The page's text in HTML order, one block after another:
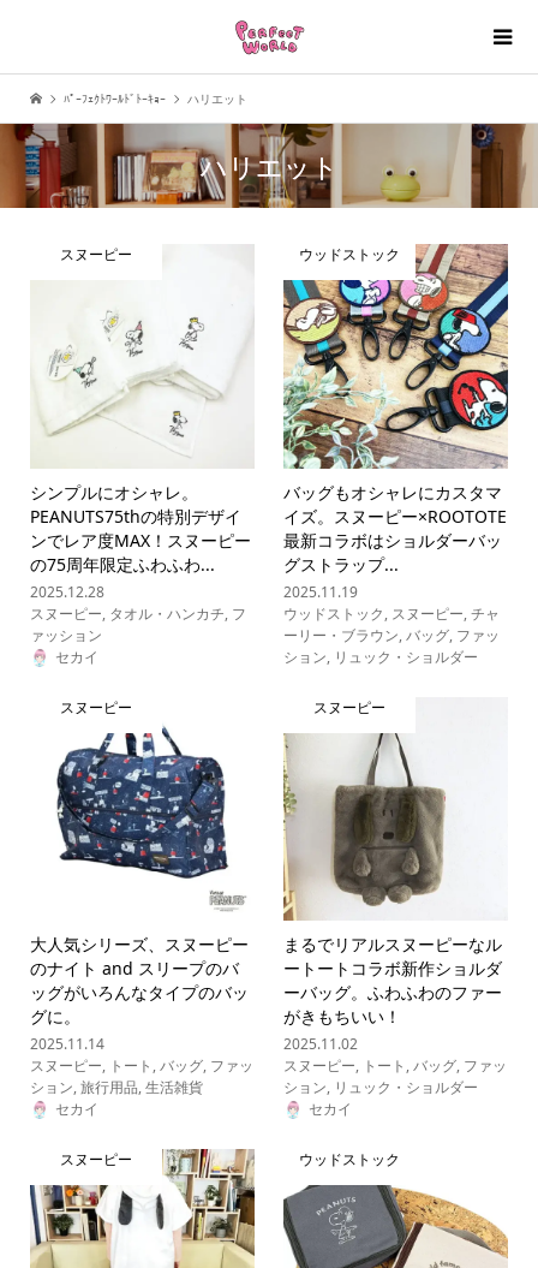
ﾊﾟｰﾌｪｸﾄﾜｰﾙﾄﾞﾄｰｷｮｰ ハリエット
ハリエット
スヌーピー
シンプルにオシャレ。
PEANUTS75thの特別デザイ
ンでレア度MAX！スヌーピー
の75周年限定ふわふわ...
2025.12.28
スヌーピー, タオル・ハンカチ, フ
ァッション
セカイ
ウッドストック
バッグもオシャレにカスタマ
イズ。スヌーピー×ROOTOTE
最新コラボはショルダーバッ
グストラップ...
2025.11.19
ウッドストック, スヌーピー,チャ
ーリー・ブラウン,バッグ, ファッ
ション, リュック・ショルダー
スヌーピー
大人気シリーズ、スヌーピー
のナイト and スリープのバ
ッグがいろんなタイプのバッ
グに。
2025.11.14
スヌーピー, トート ,バッグ, ファッ
ション,旅行用品,生活雑貨
セカイ
スヌーピー
まるでリアルスヌーピーなル
ートートコラボ新作ショルダ
ーバッグ。ふわふわのファー
がきもちいい！
2025.11.02
スヌーピー, トート ,バッグ, ファッ
ション, リュック・ショルダー
セカイ
スヌーピー ウッドストック